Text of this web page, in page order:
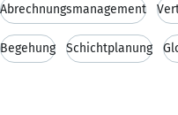
Abrechnungsmanagement
Begehung Schichtplanung